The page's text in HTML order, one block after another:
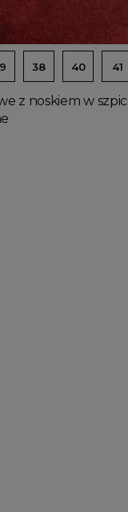
do koszyka
38 40 41
z noskiem w szpic